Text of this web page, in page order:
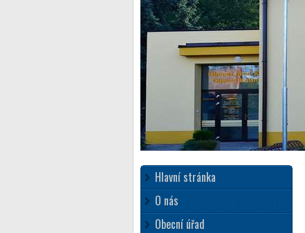
Hlavní stránka
O nás
Obecní úřad